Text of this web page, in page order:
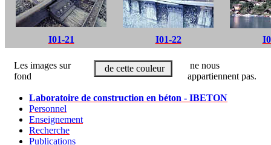
I01-21 I01-22
Les images sur
fond
de cette couleur
ne nous
appartiennent pas.
Laboratoire de construction en béton - IBETON
Personnel
Enseignement
Recherche
Publications